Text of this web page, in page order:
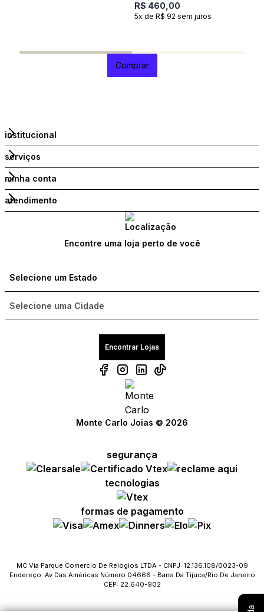
Compre com um Embaixador
Consulte seu pedido
Solicite troca ou devolução
Fale com o SAC
R$ 460,00
5x de R$ 92 sem juros
Comprar
Compre com um Embaixador
Consulte seu pedido
Solicite troca ou devolução
Fale com o SAC
institucional
serviços
minha conta
atendimento
Encontre uma loja perto de você
Encontrar Lojas
Monte Carlo Joias © 2026
segurança
tecnologias
formas de pagamento
MC Via Parque Comercio De Relogios LTDA - CNPJ: 12.136.108/0023-09
Endereço: Av Das Américas Número 04666 - Barra Da Tijuca/Rio De Janeiro
CEP: 22.640-902
Compre com um Embaixador
Consulte seu pedido
Solicite troca ou devolução
Fale com o SAC